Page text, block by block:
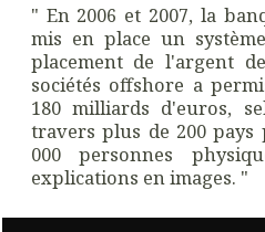
" En 2006 et 2007, la
mis en place un
placement de l'argent
sociétés offshore a
180 milliards d'euros,
travers plus de 200 pays
000 personnes
explications en images. "